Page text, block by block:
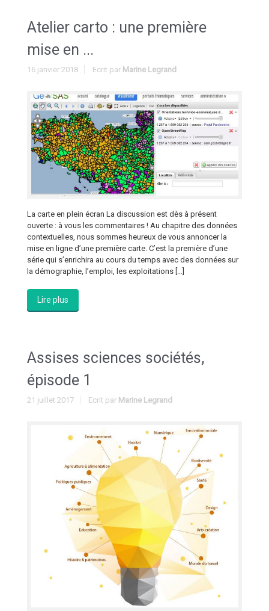
Atelier carto : une première
mise en ...
16 janvier 2018 Ecrit par Marine Legrand
La carte en plein écran La discussion est dès à présent
ouverte : à vous les commentaires ! Au chapitre des données
contextuelles, nous sommes heureux de vous annoncer la
mise en ligne d’une première carte. C’est la première d’une
série qui s’enrichira au cours du temps avec des données sur
la démographie, l’emploi, les exploitations […]
Lire plus
Assises sciences sociétés,
épisode 1
21 juillet 2017 Ecrit par Marine Legrand